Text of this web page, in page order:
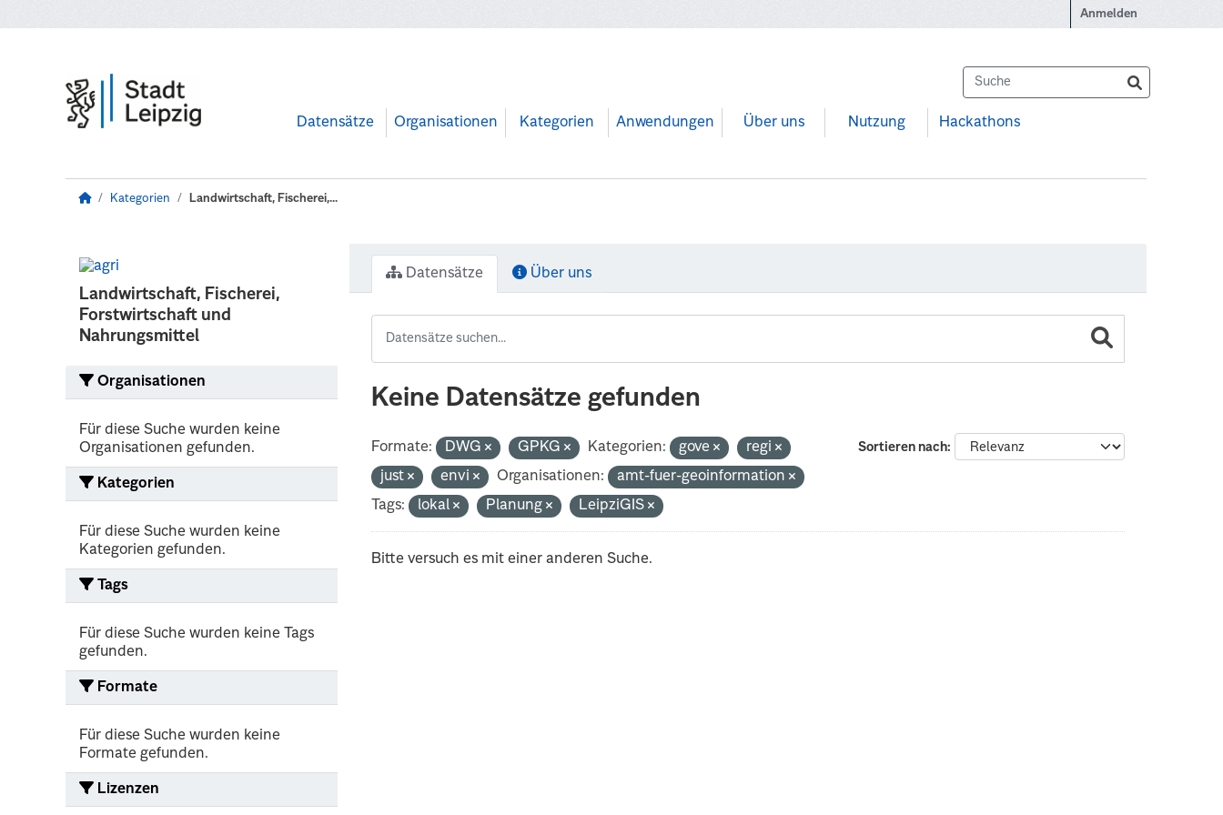
Anmelden
Datensätze Organisationen Kategorien Anwendungen Über uns Nutzung Hackathons
Kategorien Landwirtschaft, Fischerei,...
Landwirtschaft, Fischerei,
Forstwirtschaft und
Nahrungsmittel
Organisationen
Für diese Suche wurden keine
Organisationen gefunden.
Kategorien
Für diese Suche wurden keine
Kategorien gefunden.
Tags
Für diese Suche wurden keine Tags
gefunden.
Formate
Für diese Suche wurden keine
Formate gefunden.
Lizenzen
Datensätze Über uns
Keine Datensätze gefunden
Sortieren nach
Formate: DWG GPKG Kategorien: gove
regi
just
envi Organisationen:
amt-fuer-geoinformation
Tags:
lokal Planung LeipziGIS
Bitte versuch es mit einer anderen Suche.